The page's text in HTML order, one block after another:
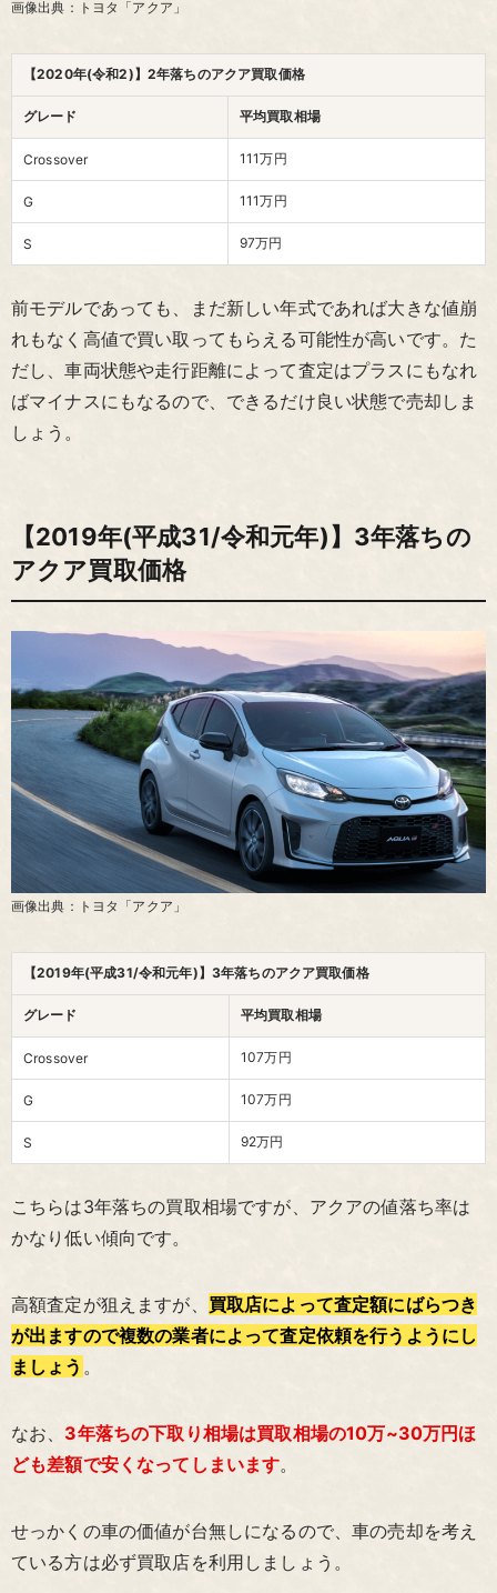
画像出典：トヨタ「アクア」
【2020年(令和2)】2年落ちのアクア買取価格
グレード 平均買取相場
Crossover 111万円
G 111万円
S 97万円
前モデルであっても、まだ新しい年式であれば大きな値崩
れもなく高値で買い取ってもらえる可能性が高いです。た
だし、車両状態や走行距離によって査定はプラスにもなれ
ばマイナスにもなるので、できるだけ良い状態で売却しま
しょう。
【2019年(平成31/令和元年)】3年落ちの
アクア買取価格
画像出典：トヨタ「アクア」
【2019年(平成31/令和元年)】3年落ちのアクア買取価格
グレード 平均買取相場
Crossover 107万円
G 107万円
S 92万円
こちらは3年落ちの買取相場ですが、アクアの値落ち率は
かなり低い傾向です。
高額査定が狙えますが、 買取店によって査定額にばらつき
が出ますので複数の業者によって査定依頼を行うようにし
ましょう 。
なお、 3年落ちの下取り相場は買取相場の10万~30万円ほ
ども差額で安くなってしまいます。
せっかくの車の価値が台無しになるので、車の売却を考え
ている方は必ず買取店を利用しましょう。